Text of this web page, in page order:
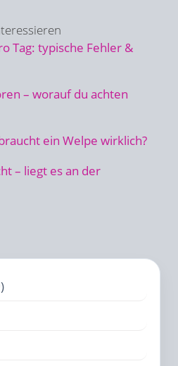
Tag: typische Fehler &
– worauf du achten
ein Welpe wirklich?
– liegt es an der